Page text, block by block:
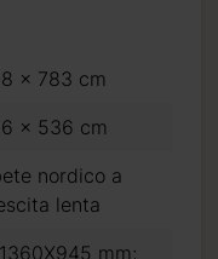
x 783 cm
x 536 cm
nordico a
lenta
mm;